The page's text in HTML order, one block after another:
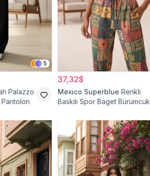
5
Palazzo
Pantolon
37,32$
Mexico Superblue Renkli
Baskılı Spor Baget Bürümcük